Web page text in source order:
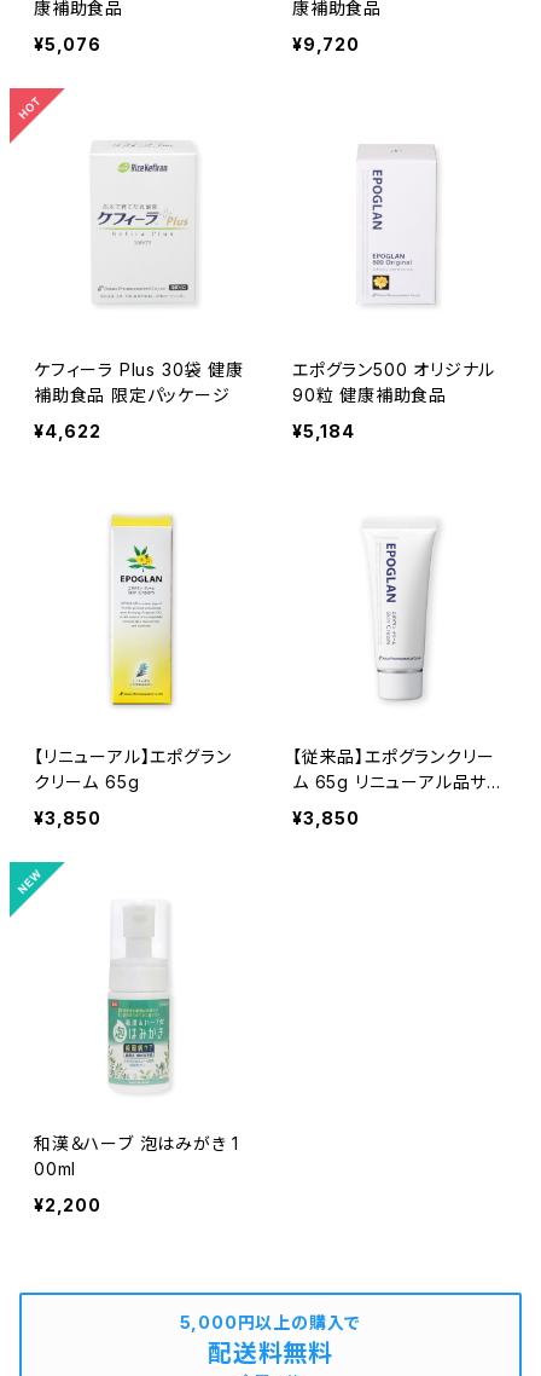
康補助食品
¥5,076
康補助食品
¥9,720
ケフィーラ Plus 30袋 健康
補助食品 限定パッケージ
¥4,622
エポグラン500 オリジナル
90粒 健康補助食品
¥5,184
【リニューアル】エポグラン
クリーム 65g
¥3,850
【従来品】エポグランクリー
ム 65g リニューアル品サン
プル10gプレゼント
¥3,850
和漢＆ハーブ 泡はみがき 1
00ml
¥2,200
5,000円以上の購入で
配送料無料